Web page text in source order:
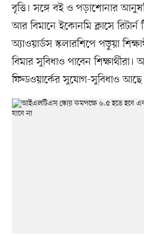
বৃত্তি। সঙ্গে বই ও পড়াশোনার
আর বিমানে ইকোনমি ক্লাসে রিটার্ন
অ্যাওয়ার্ডস স্কলারশিপে পড়ুয়া
বিমার সুবিধাও পাবেন
ফিল্ডওয়ার্কের সুযোগ-সুবিধাও